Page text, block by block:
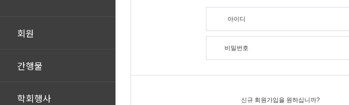
회원
간행물
학회행사
아이디
비밀번호
신규 회원가입을 원하십니까?